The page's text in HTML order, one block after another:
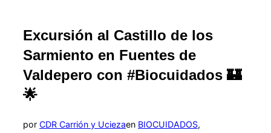
Excursión al Castillo de los
Sarmiento en Fuentes de
Valdepero con #Biocuidados 🏰
🌟
por CDR Carrión y Uciezaen BIOCUIDADOS,